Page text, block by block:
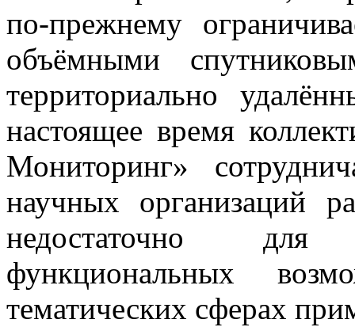
по-прежнему
объёмными
территориально
настоящее время
Мониторинг»
научных организаций
недостаточно для
функциональных
тематических сферах